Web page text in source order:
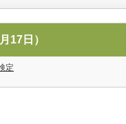
17日）
定